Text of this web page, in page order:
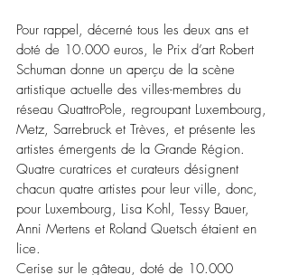
Pour rappel, décerné tous les deux ans et
doté de 10.000 euros, le Prix d’art Robert
Schuman donne un aperçu de la scène
artistique actuelle des villes-membres du
réseau QuattroPole, regroupant Luxembourg,
Metz, Sarrebruck et Trèves, et présente les
artistes émergents de la Grande Région.
Quatre curatrices et curateurs désignent
chacun quatre artistes pour leur ville, donc,
pour Luxembourg, Lisa Kohl, Tessy Bauer,
Anni Mertens et Roland Quetsch étaient en
lice.
Cerise sur le gâteau, doté de 10.000